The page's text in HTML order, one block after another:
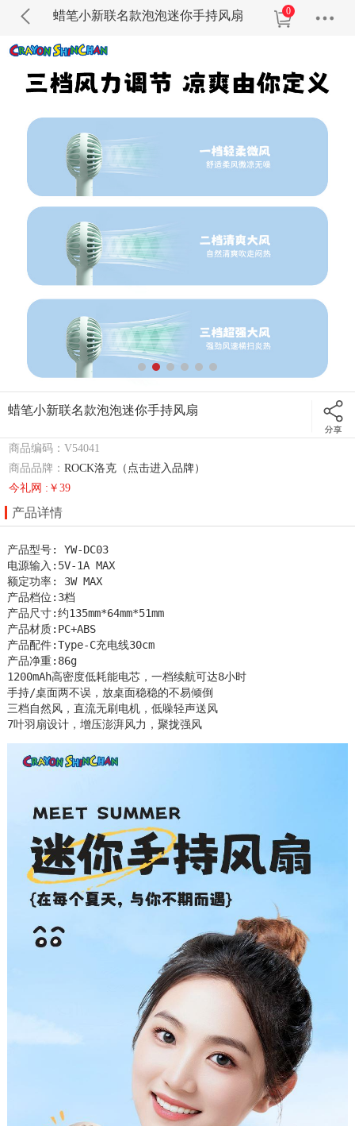
蜡笔小新联名款泡泡迷你手持风扇 0
蜡笔小新联名款泡泡迷你手持风扇
商品编码：V54041
商品品牌：ROCK洛克（点击进入品牌）
今礼网 :￥39
产品详情
产品型号: YW-DC03
电源输入:5V-1A MAX
额定功率: 3W MAX
产品档位:3档
产品尺寸:约135mm*64mm*51mm
产品材质:PC+ABS
产品配件:Type-C充电线30cm
产品净重:86g
1200mAh高密度低耗能电芯，一档续航可达8小时
手持/桌面两不误，放桌面稳稳的不易倾倒
三档自然风，直流无刷电机，低噪轻声送风
7叶羽扇设计，增压澎湃风力，聚拢强风